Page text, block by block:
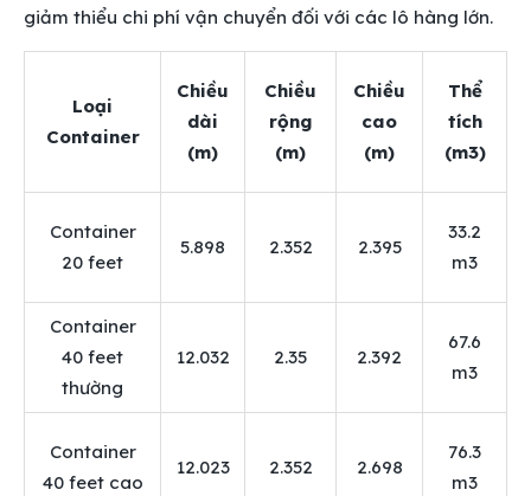
giảm thiểu chi phí vận chuyển đối với các lô hàng lớn.
Loại
Container
Chiều
dài
(m)
Chiều
rộng
(m)
Chiều
cao
(m)
Thể
tích
(m3)
Container
20 feet
5.898 2.352 2.395
33.2
m3
Container
40 feet
thường
12.032 2.35 2.392
67.6
m3
Container
40 feet cao
12.023 2.352 2.698
76.3
m3